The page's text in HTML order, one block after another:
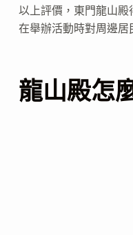
以上評價，東門龍山
在舉辦活動時對周邊居
龍山殿怎